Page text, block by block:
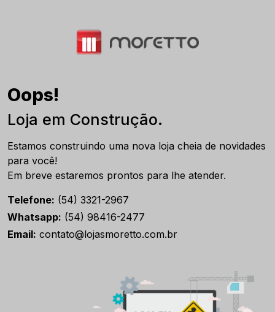
Oops!
Loja em Construção.
Estamos construindo uma nova loja cheia de novidades
para você!
Em breve estaremos prontos para lhe atender.
Telefone: (54) 3321-2967
Whatsapp: (54) 98416-2477
Email: contato@lojasmoretto.com.br